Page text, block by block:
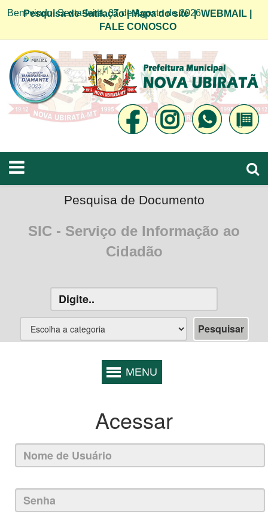
Bem vindo! Sexta-feira, 07 de Agosto de 2026
Pesquisa de Satifação|Mapa do site|WEBMAIL
FALE CONOSCO
Pesquisa de Documento
SIC - Serviço de Informação ao
Cidadão
Acessar